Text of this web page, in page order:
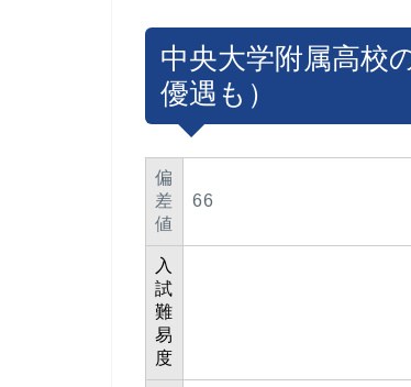
中央大学附属高校
優遇も）
偏
差
値
66
入
試
難
易
度